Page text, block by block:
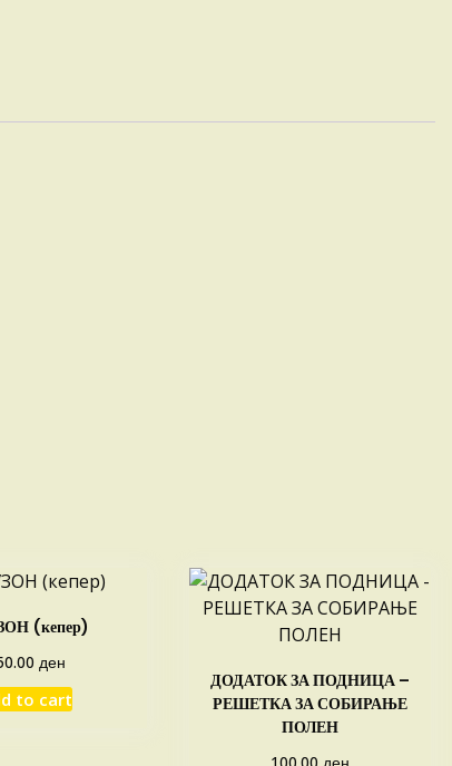
(кепер)
ден
to cart
ДОДАТОК ЗА ПОДНИЦА –
РЕШЕТКА ЗА СОБИРАЊЕ
ПОЛЕН
ден